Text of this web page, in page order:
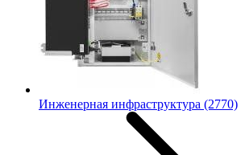
Инженерная инфраструктура (2770)